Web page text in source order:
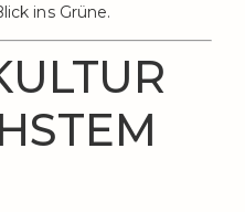
ins Grüne.